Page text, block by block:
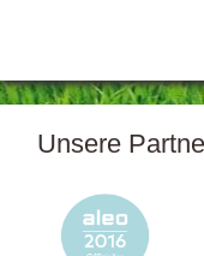
Unsere